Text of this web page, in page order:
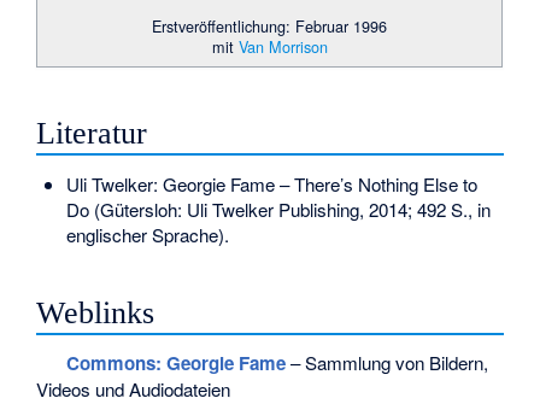
Erstveröffentlichung: Februar 1996
mit Van Morrison
Literatur
Uli Twelker: Georgie Fame – There’s Nothing Else to
Do (Gütersloh: Uli Twelker Publishing, 2014; 492 S., in
englischer Sprache).
Weblinks
Commons: Georgie Fame– Sammlung von Bildern,
Videos und Audiodateien